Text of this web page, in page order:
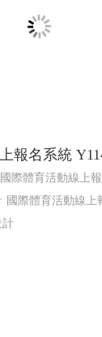
報名系統
國際體育活動線上
國際體育活動線上
計